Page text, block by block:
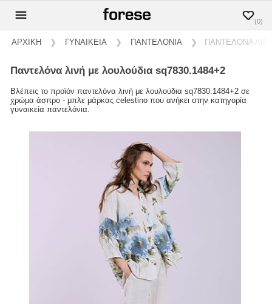
(0)
ΑΡΧΙΚΗ ❯ ΓΥΝΑΙΚΕΙΑ ❯ ΠΑΝΤΕΛΟΝΙΑ ❯ ΠΑΝΤΕΛΟΝΑ
παντελόνα λινή με λουλούδια sq7830.1484+2
Βλέπεις το προϊόν παντελόνα λινή με λουλούδια sq7830.1484+2 σε
χρώμα άσπρο - μπλε μάρκας celestino που ανήκει στην κατηγορία
γυναικεία παντελόνια.